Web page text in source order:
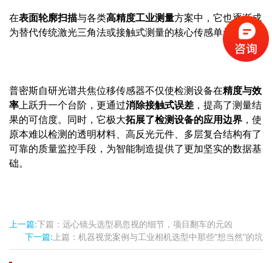
在表面轮廓扫描与各类高精度工业测量方案中，它也逐渐成
为替代传统激光三角法或接触式测量的核心传感单元。
普密斯自研光谱共焦位移传感器不仅使检测设备在精度与效
率上跃升一个台阶，更通过消除接触式误差 ，提高了测量结
果的可信度。同时，它极大拓展了检测设备的应用边界 ，使
原本难以检测的透明材料、高反光元件、多层复合结构有了
可靠的质量监控手段，为智能制造提供了更加坚实的数据基
础。
上一篇:下篇：远心镜头选型易忽视的细节，项目翻车的元凶
下一篇: 上篇：机器视觉案例与工业相机选型中那些“想当然”的坑